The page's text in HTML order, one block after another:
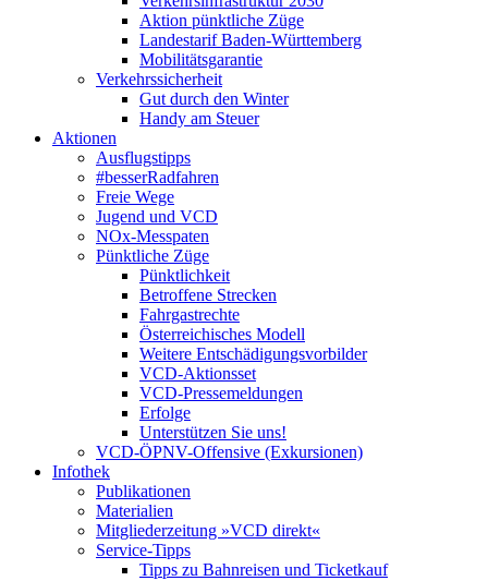
Aktion pünktliche Züge
Landestarif Baden-Württemberg
Mobilitätsgarantie
Verkehrssicherheit
Gut durch den Winter
Handy am Steuer
Aktionen
Ausflugstipps
#besserRadfahren
Freie Wege
Jugend und VCD
NOx-Messpaten
Pünktliche Züge
Pünktlichkeit
Betroffene Strecken
Fahrgastrechte
Österreichisches Modell
Weitere Entschädigungsvorbilder
VCD-Aktionsset
VCD-Pressemeldungen
Erfolge
Unterstützen Sie uns!
VCD-ÖPNV-Offensive (Exkursionen)
Infothek
Publikationen
Materialien
Mitgliederzeitung »VCD direkt«
Service-Tipps
Tipps zu Bahnreisen und Ticketkauf